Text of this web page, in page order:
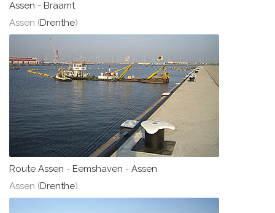
Assen - Braamt
Assen (Drenthe)
Route Assen - Eemshaven - Assen
Assen (Drenthe)